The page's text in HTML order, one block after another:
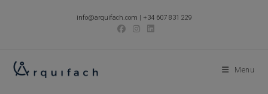
info@arquifach.com | +34 607 831 229
Menu